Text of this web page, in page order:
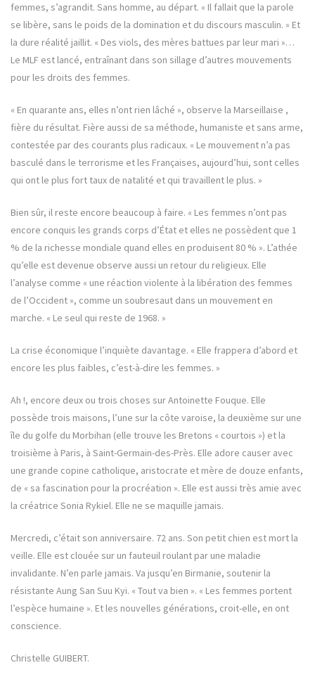
femmes, s’agrandit. Sans homme, au départ. « Il fallait que la parole
se libère, sans le poids de la domination et du discours masculin. » Et
la dure réalité jaillit. « Des viols, des mères battues par leur mari »…
Le MLF est lancé, entraînant dans son sillage d’autres mouvements
pour les droits des femmes.
« En quarante ans, elles n’ont rien lâché », observe la Marseillaise ,
fière du résultat. Fière aussi de sa méthode, humaniste et sans arme,
contestée par des courants plus radicaux. « Le mouvement n’a pas
basculé dans le terrorisme et les Françaises, aujourd’hui, sont celles
qui ont le plus fort taux de natalité et qui travaillent le plus. »
Bien sûr, il reste encore beaucoup à faire. « Les femmes n’ont pas
encore conquis les grands corps d’État et elles ne possèdent que 1
% de la richesse mondiale quand elles en produisent 80 % ». L’athée
qu’elle est devenue observe aussi un retour du religieux. Elle
l’analyse comme « une réaction violente à la libération des femmes
de l’Occident », comme un soubresaut dans un mouvement en
marche. « Le seul qui reste de 1968. »
La crise économique l’inquiète davantage. « Elle frappera d’abord et
encore les plus faibles, c’est-à-dire les femmes. »
Ah !, encore deux ou trois choses sur Antoinette Fouque. Elle
possède trois maisons, l’une sur la côte varoise, la deuxième sur une
île du golfe du Morbihan (elle trouve les Bretons « courtois ») et la
troisième à Paris, à Saint-Germain-des-Près. Elle adore causer avec
une grande copine catholique, aristocrate et mère de douze enfants,
de « sa fascination pour la procréation ». Elle est aussi très amie avec
la créatrice Sonia Rykiel. Elle ne se maquille jamais.
Mercredi, c’était son anniversaire. 72 ans. Son petit chien est mort la
veille. Elle est clouée sur un fauteuil roulant par une maladie
invalidante. N’en parle jamais. Va jusqu’en Birmanie, soutenir la
résistante Aung San Suu Kyi. « Tout va bien ». « Les femmes portent
l’espèce humaine ». Et les nouvelles générations, croit-elle, en ont
conscience.
Christelle GUIBERT.